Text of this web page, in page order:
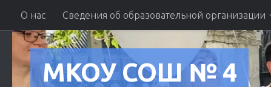
Skip to content
О нас Сведения об образовательной организации
МКОУ СОШ № 4